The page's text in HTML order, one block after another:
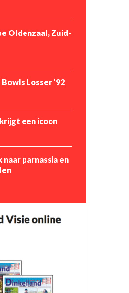
Oldenzaal, Zuid-
Losser ‘92
een icoon
naar parnassia en